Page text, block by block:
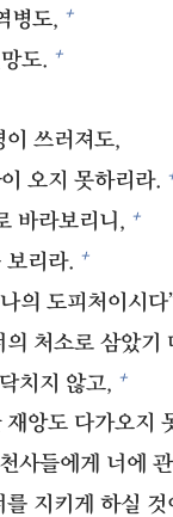
병도, +
도. +
이 쓰러져도,
오지 못하리라.
바라보리니, +
보리라. +
의 도피처이시다
처소로 삼았기
치지 않고, +
앙도 다가오지
사들에게 너에
지키게 하실